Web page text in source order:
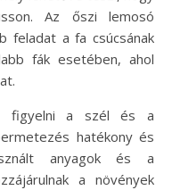
Az őszi lemosó
feladat a fa csúcsának
fák esetében, ahol
figyelni a szél és a
hatékony és
anyagok és a
a növények